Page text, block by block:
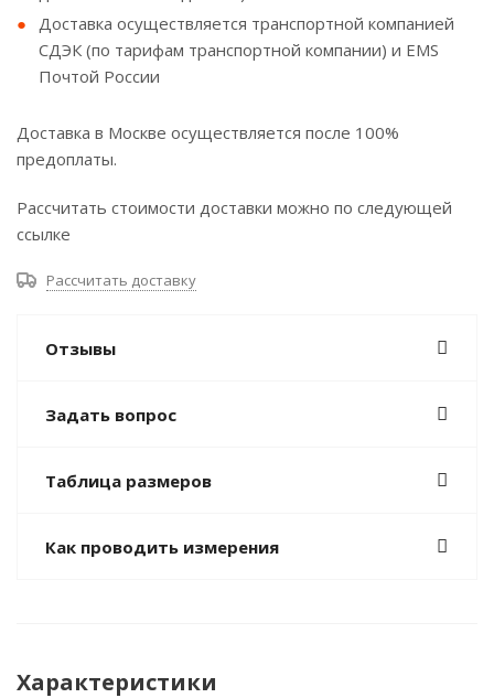
Доставка осуществляется транспортной компанией
СДЭК (по тарифам транспортной компании) и EMS
Почтой России
Доставка в Москве осуществляется после 100%
предоплаты.
Рассчитать стоимости доставки можно по следующей
ссылке
Рассчитать доставку
Отзывы
Задать вопрос
Таблица размеров
Как проводить измерения
Характеристики